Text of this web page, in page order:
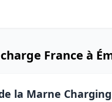
France à
la Marne